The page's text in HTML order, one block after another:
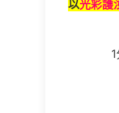
以光彩護